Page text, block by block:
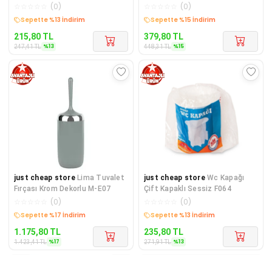
(0)
Sepette %13 İndirim
215,80 TL
247,41TL %13
(0)
Sepette %15 İndirim
379,80 TL
448,31TL %15
just cheap store Lima Tuvalet
Fırçası Krom Dekorlu M-E07
(0)
Sepette %17 İndirim
1.175,80 TL
1.423,41TL %17
just cheap store Wc Kapağı
Çift Kapaklı Sessiz F064
(0)
Sepette %13 İndirim
235,80 TL
271,91TL %13